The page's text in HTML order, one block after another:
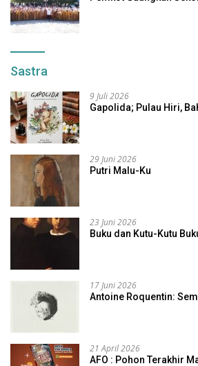
Sastra
9 Juli 2026
Gapolida; Pulau Hiri,
29 Juni 2026
Putri Malu-Ku
23 Juni 2026
Buku dan Kutu-Kutu
17 Juni 2026
Antoine Roquentin:
21 April 2026
AFO : Pohon Terakhir